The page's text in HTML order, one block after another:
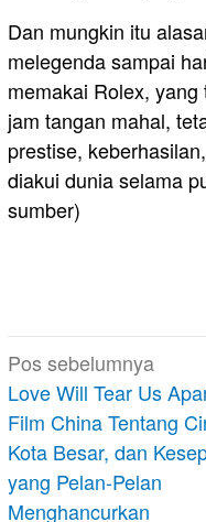
Dan mungkin itu
melegenda sampai
memakai Rolex,
jam tangan mahal,
prestise,
diakui dunia selama
sumber)
Navigasi
pos
Pos sebelumnya
Love Will Tear Us
Film China Tentang
Kota Besar, dan
yang Pelan-Pelan
Menghancurkan